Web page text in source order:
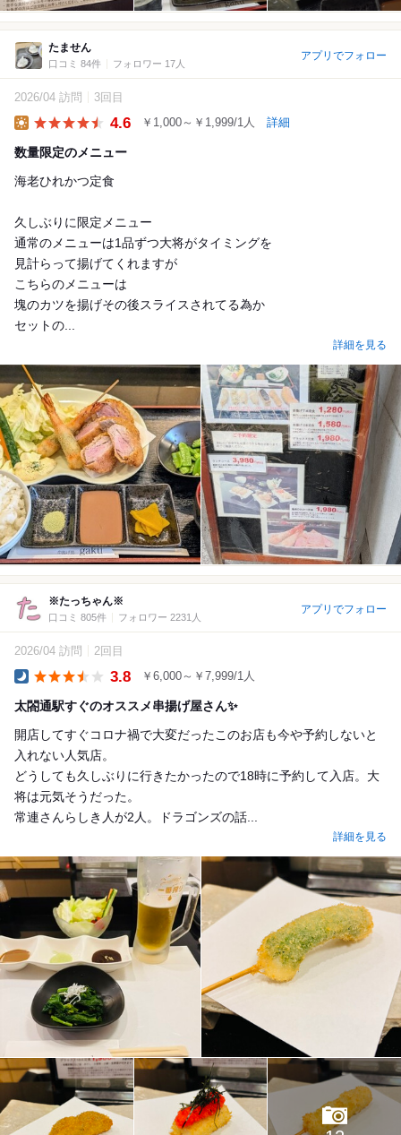
たません
口コミ 84件 フォロワー 17人
アプリでフォロー
2026/04 訪問 3回目
4.6 ￥1,000～￥1,999/1人 詳細
数量限定のメニュー
海老ひれかつ定食
久しぶりに限定メニュー
通常のメニューは1品ずつ大将がタイミングを
見計らって揚げてくれますが
こちらのメニューは
塊のカツを揚げその後スライスされてる為か
セットの...
詳細を見る
※たっちゃん※
口コミ 805件 フォロワー 2231人
アプリでフォロー
2026/04 訪問 2回目
3.8 ￥6,000～￥7,999/1人
太閤通駅すぐのオススメ串揚げ屋さん✨
開店してすぐコロナ禍で大変だったこのお店も今や予約しないと
入れない人気店。
どうしても久しぶりに行きたかったので18時に予約して入店。大
将は元気そうだった。
常連さんらしき人が2人。ドラゴンズの話...
詳細を見る